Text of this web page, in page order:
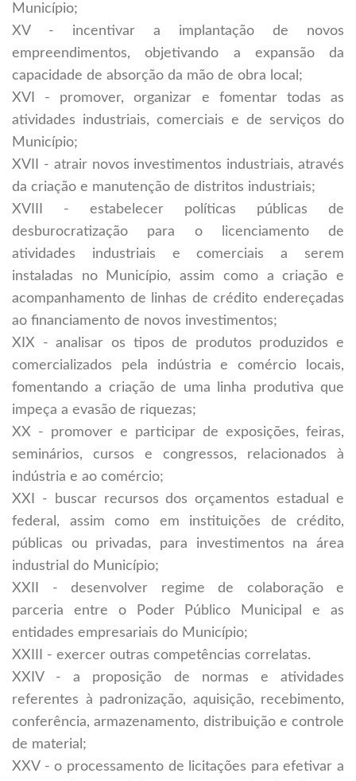
Município;
XV - incentivar a implantação de novos
empreendimentos, objetivando a expansão da
capacidade de absorção da mão de obra local;
XVI - promover, organizar e fomentar todas as
atividades industriais, comerciais e de serviços do
Município;
XVII - atrair novos investimentos industriais, através
da criação e manutenção de distritos industriais;
XVIII - estabelecer políticas públicas de
desburocratização para o licenciamento de
atividades industriais e comerciais a serem
instaladas no Município, assim como a criação e
acompanhamento de linhas de crédito endereçadas
ao financiamento de novos investimentos;
XIX - analisar os tipos de produtos produzidos e
comercializados pela indústria e comércio locais,
fomentando a criação de uma linha produtiva que
impeça a evasão de riquezas;
XX - promover e participar de exposições, feiras,
seminários, cursos e congressos, relacionados à
indústria e ao comércio;
XXI - buscar recursos dos orçamentos estadual e
federal, assim como em instituições de crédito,
públicas ou privadas, para investimentos na área
industrial do Município;
XXII - desenvolver regime de colaboração e
parceria entre o Poder Público Municipal e as
entidades empresariais do Município;
XXIII - exercer outras competências correlatas.
XXIV - a proposição de normas e atividades
referentes à padronização, aquisição, recebimento,
conferência, armazenamento, distribuição e controle
de material;
XXV - o processamento de licitações para efetivar a